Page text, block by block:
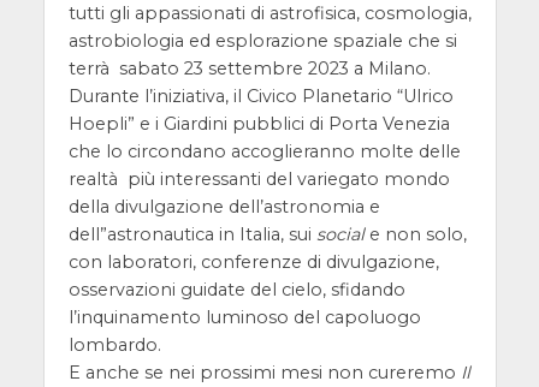
tutti gli appassionati di astrofisica, cosmologia,
astrobiologia ed esplorazione spaziale che si
terrà sabato 23 settembre 2023 a Milano.
Durante l’iniziativa, il Civico Planetario “Ulrico
Hoepli” e i Giardini pubblici di Porta Venezia
che lo circondano accoglieranno molte delle
realtà più interessanti del variegato mondo
della divulgazione dell’astronomia e
dell”astronautica in Italia, sui sociale non solo,
con laboratori, conferenze di divulgazione,
osservazioni guidate del cielo, sfidando
l’inquinamento luminoso del capoluogo
lombardo.
E anche se nei prossimi mesi non cureremo Il